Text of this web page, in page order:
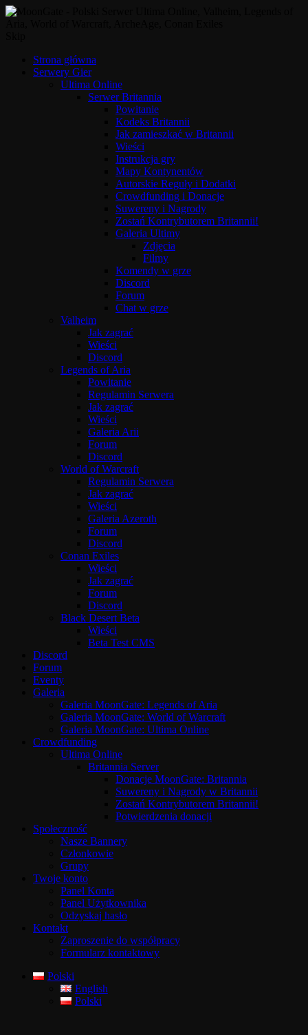
Strona główna
Serwery Gier
Ultima Online
Serwer Britannia
Powitanie
Kodeks Britannii
Jak zamieszkać w Britannii
Wieści
Instrukcja gry
Mapy Kontynentów
Autorskie Reguły i Dodatki
Crowdfunding i Donacje
Suwereny i Nagrody
Zostań Kontrybutorem Britannii!
Galeria Ultimy
Zdjęcia
Filmy
Komendy w grze
Discord
Forum
Chat w grze
Valheim
Jak zagrać
Wieści
Discord
Legends of Aria
Powitanie
Regulamin Serwera
Jak zagrać
Wieści
Galeria Arii
Forum
Discord
World of Warcraft
Regulamin Serwera
Jak zagrać
Wieści
Galeria Azeroth
Forum
Discord
Conan Exiles
Wieści
Jak zagrać
Forum
Discord
Black Desert Beta
Wieści
Beta Test CMS
Discord
Forum
Eventy
Galeria
Galeria MoonGate: Legends of Aria
Galeria MoonGate: World of Warcraft
Galeria MoonGate: Ultima Online
Crowdfunding
Ultima Online
Britannia Server
Donacje MoonGate: Britannia
Suwereny i Nagrody w Britannii
Zostań Kontrybutorem Britannii!
Potwierdzenia donacji
Społeczność
Nasze Bannery
Członkowie
Grupy
Twoje konto
Panel Konta
Panel Użytkownika
Odzyskaj hasło
Kontakt
Zaproszenie do współpracy
Formularz kontaktowy
Polski
English
Polski